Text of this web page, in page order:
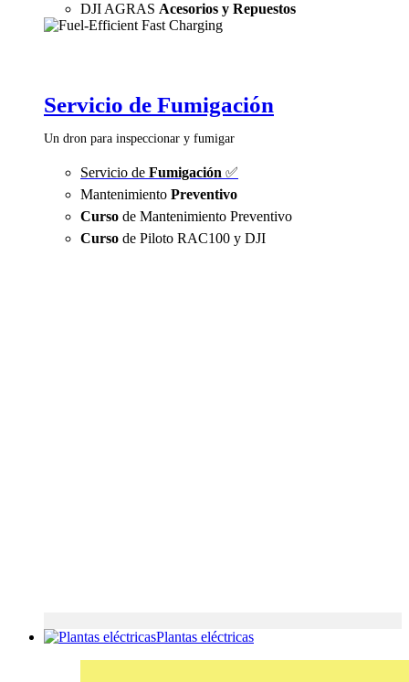
DJI AGRAS Acesorios y Repuestos
Servicio de Fumigación
Un dron para inspeccionar y fumigar
Servicio de Fumigación ✅
Mantenimiento Preventivo
Curso de Mantenimiento Preventivo
Curso de Piloto RAC100 y DJI
Plantas eléctricas